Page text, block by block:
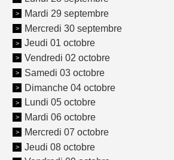
Mardi 29 septembre
Mercredi 30 septembre
Jeudi 01 octobre
Vendredi 02 octobre
Samedi 03 octobre
Dimanche 04 octobre
Lundi 05 octobre
Mardi 06 octobre
Mercredi 07 octobre
Jeudi 08 octobre